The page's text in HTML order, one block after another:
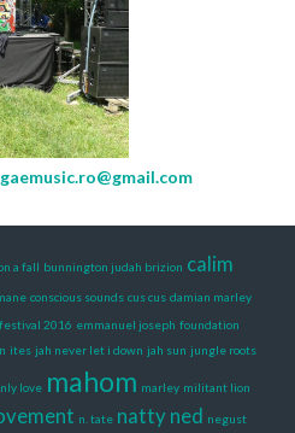
a fall bunnington judah brizion calim
conscious sounds cus cus damian marley
2016 emmanuel joseph foundation
ites jah never let i down jah sun jungle roots
love mahom marley militant lion
n. tate natty ned negust